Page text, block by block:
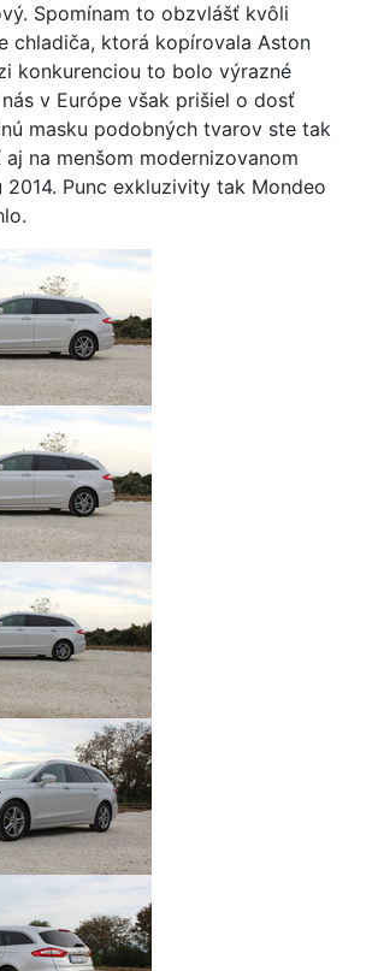
Spomínam to obzvlášť kvôli
chladiča, ktorá kopírovala Aston
konkurenciou to bolo výrazné
v Európe však prišiel o dosť
masku podobných tvarov ste tak
na menšom modernizovanom
2014. Punc exkluzivity tak Mondeo